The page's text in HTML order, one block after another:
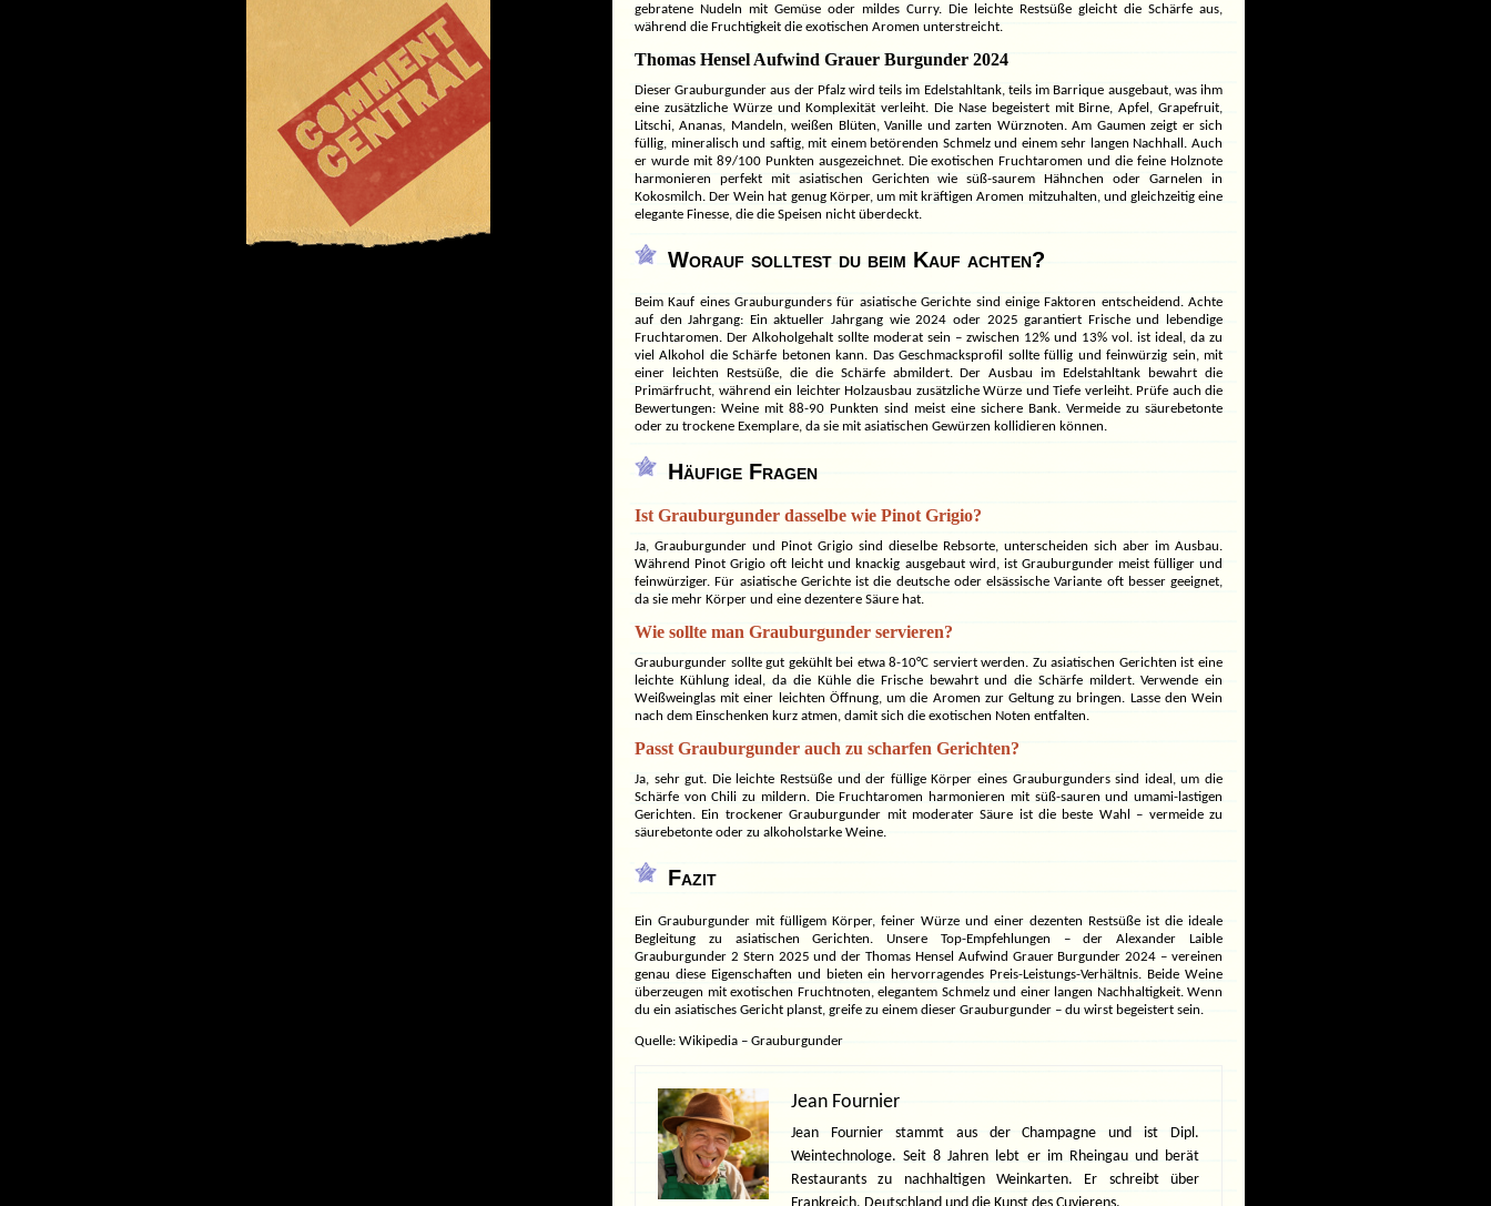
gebratene Nudeln mit Gemüse oder mildes Curry. Die leichte Restsüße gleicht die Schärfe aus,
während die Fruchtigkeit die exotischen Aromen unterstreicht.
Thomas Hensel Aufwind Grauer Burgunder 2024
Dieser Grauburgunder aus der Pfalz wird teils im Edelstahltank, teils im Barrique ausgebaut, was ihm
eine zusätzliche Würze und Komplexität verleiht. Die Nase begeistert mit Birne, Apfel, Grapefruit,
Litschi, Ananas, Mandeln, weißen Blüten, Vanille und zarten Würznoten. Am Gaumen zeigt er sich
füllig, mineralisch und saftig, mit einem betörenden Schmelz und einem sehr langen Nachhall. Auch
er wurde mit 89/100 Punkten ausgezeichnet. Die exotischen Fruchtaromen und die feine Holznote
harmonieren perfekt mit asiatischen Gerichten wie süß-saurem Hähnchen oder Garnelen in
Kokosmilch. Der Wein hat genug Körper, um mit kräftigen Aromen mitzuhalten, und gleichzeitig eine
elegante Finesse, die die Speisen nicht überdeckt.
Worauf solltest du beim Kauf achten?
Beim Kauf eines Grauburgunders für asiatische Gerichte sind einige Faktoren entscheidend. Achte
auf den Jahrgang: Ein aktueller Jahrgang wie 2024 oder 2025 garantiert Frische und lebendige
Fruchtaromen. Der Alkoholgehalt sollte moderat sein – zwischen 12% und 13% vol. ist ideal, da zu
viel Alkohol die Schärfe betonen kann. Das Geschmacksprofil sollte füllig und feinwürzig sein, mit
einer leichten Restsüße, die die Schärfe abmildert. Der Ausbau im Edelstahltank bewahrt die
Primärfrucht, während ein leichter Holzausbau zusätzliche Würze und Tiefe verleiht. Prüfe auch die
Bewertungen: Weine mit 88-90 Punkten sind meist eine sichere Bank. Vermeide zu säurebetonte
oder zu trockene Exemplare, da sie mit asiatischen Gewürzen kollidieren können.
Häufige Fragen
Ist Grauburgunder dasselbe wie Pinot Grigio?
Ja, Grauburgunder und Pinot Grigio sind dieselbe Rebsorte, unterscheiden sich aber im Ausbau.
Während Pinot Grigio oft leicht und knackig ausgebaut wird, ist Grauburgunder meist fülliger und
feinwürziger. Für asiatische Gerichte ist die deutsche oder elsässische Variante oft besser geeignet,
da sie mehr Körper und eine dezentere Säure hat.
Wie sollte man Grauburgunder servieren?
Grauburgunder sollte gut gekühlt bei etwa 8-10°C serviert werden. Zu asiatischen Gerichten ist eine
leichte Kühlung ideal, da die Kühle die Frische bewahrt und die Schärfe mildert. Verwende ein
Weißweinglas mit einer leichten Öffnung, um die Aromen zur Geltung zu bringen. Lasse den Wein
nach dem Einschenken kurz atmen, damit sich die exotischen Noten entfalten.
Passt Grauburgunder auch zu scharfen Gerichten?
Ja, sehr gut. Die leichte Restsüße und der füllige Körper eines Grauburgunders sind ideal, um die
Schärfe von Chili zu mildern. Die Fruchtaromen harmonieren mit süß-sauren und umami-lastigen
Gerichten. Ein trockener Grauburgunder mit moderater Säure ist die beste Wahl – vermeide zu
säurebetonte oder zu alkoholstarke Weine.
Fazit
Ein Grauburgunder mit fülligem Körper, feiner Würze und einer dezenten Restsüße ist die ideale
Begleitung zu asiatischen Gerichten. Unsere Top-Empfehlungen – der Alexander Laible
Grauburgunder 2 Stern 2025 und der Thomas Hensel Aufwind Grauer Burgunder 2024 – vereinen
genau diese Eigenschaften und bieten ein hervorragendes Preis-Leistungs-Verhältnis. Beide Weine
überzeugen mit exotischen Fruchtnoten, elegantem Schmelz und einer langen Nachhaltigkeit. Wenn
du ein asiatisches Gericht planst, greife zu einem dieser Grauburgunder – du wirst begeistert sein.
Quelle: Wikipedia – Grauburgunder
Jean Fournier
Jean Fournier stammt aus der Champagne und ist Dipl.
Weintechnologe. Seit 8 Jahren lebt er im Rheingau und berät
Restaurants zu nachhaltigen Weinkarten. Er schreibt über